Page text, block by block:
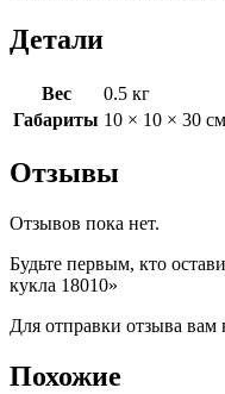
Детали
Вес
0.5 кг
Габариты 10 × 10 × 30 см
Отзывы
Отзывов пока нет.
Будьте первым, кто
кукла 18010»
Для отправки отзыва вам
Похожие